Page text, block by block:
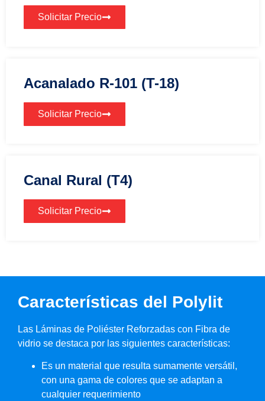
Solicitar Precio
Acanalado R-101 (T-18)
Solicitar Precio
Canal Rural (T4)
Solicitar Precio
Características del Polylit
Las Láminas de Poliéster Reforzadas con Fibra de
vidrio se destaca por las siguientes características:
Es un material que resulta sumamente versátil,
con una gama de colores que se adaptan a
cualquier requerimiento